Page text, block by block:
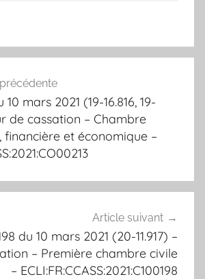
10 mars 2021 (19-16.816, 19-
de cassation – Chambre
financière et économique –
Article suivant
du 10 mars 2021 (20-11.917) –
– Première chambre civile
– ECLI:FR:CCASS:2021:C100198